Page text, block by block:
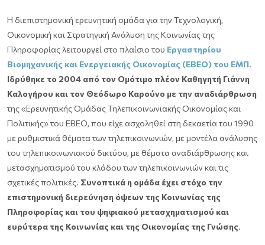
H διεπιστημονική ερευνητική ομάδα για την Τεχνολογική,
Οικονομική και Στρατηγική Ανάλυση της Κοινωνίας της
Πληροφορίας λειτουργεί στο πλαίσιο του Εργαστηρίου
Βιομηχανικής και Ενεργειακής Οικονομίας (ΕΒΕΟ) του ΕΜΠ.
Ιδρύθηκε το 2004 από τον Ομότιμο πλέον Καθηγητή Γιάννη
Καλογήρου και τον Θεόδωρο Καρούνο με την αναδιάρθρωση
της «Ερευνητικής Ομάδας Τηλεπικοινωνιακής Οικονομίας και
Πολιτικής» του ΕΒΕΟ, που είχε ασχοληθεί στη δεκαετία του 1990
με ρυθμιστικά θέματα των τηλεπικοινωνιών, με μοντέλα ανάλυσης
του τηλεπικοινωνιακού δικτύου, με θέματα αναδιάρθρωσης και
μετασχηματισμού του κλάδου των τηλεπικοινωνιών και τις
σχετικές πολιτικές. Συνοπτικά η ομάδα έχει στόχο την
επιστημονική διερεύνηση όψεων της Κοινωνίας της
Πληροφορίας και του ψηφιακού μετασχηματισμού και
ευρύτερα της Κοινωνίας και της Οικονομίας της Γνώσης.